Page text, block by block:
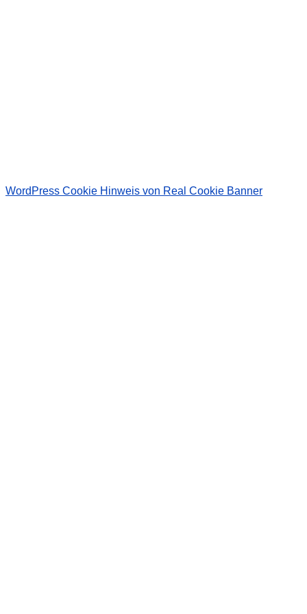
WordPress Cookie Hinweis von Real Cookie Banner